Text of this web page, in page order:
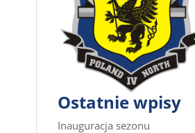
Ostatnie wpisy
Inauguracja sezonu